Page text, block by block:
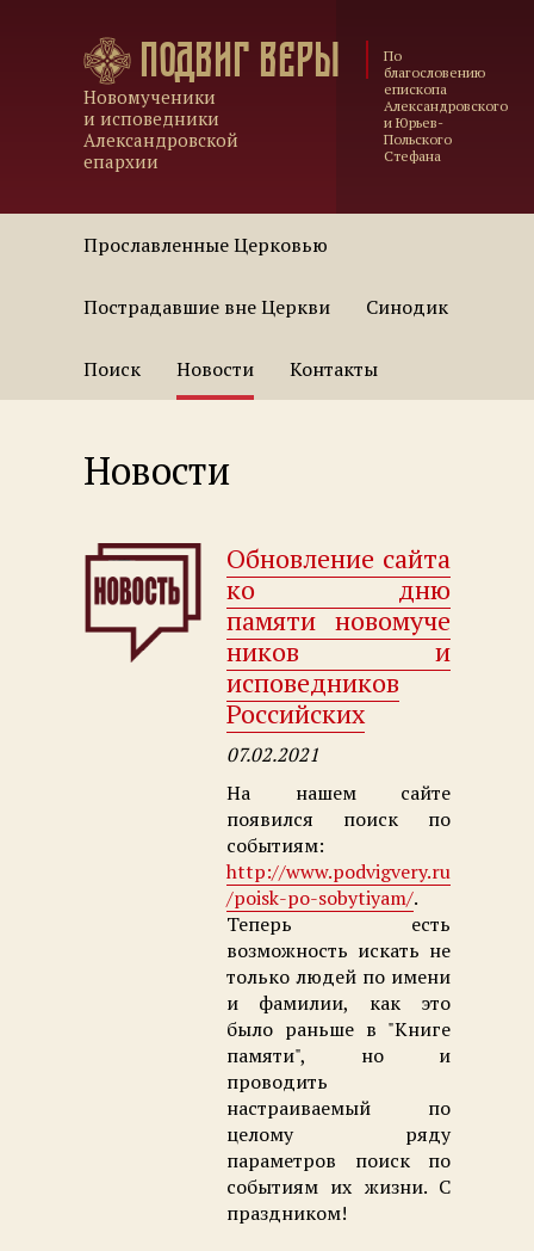
Подвиг веры
Новомученики
и исповедники
Александровской
епархии
По
благословению
епископа
Александровского
и Юрьев-
Польского
Стефана
Прославленные Церковью
Пострадавшие вне Церкви Синодик
Поиск Новости Контакты
Новости
Обновление сайта
ко дню
памяти новомуче
ников и
исповедников
Российских
07.02.2021
На нашем сайте
появился поиск по
событиям:
http://www.podvigvery.ru
/poisk-po-sobytiyam/.
Теперь есть
возможность искать не
только людей по имени
и фамилии, как это
было раньше в "Книге
памяти", но и
проводить
настраиваемый по
целому ряду
параметров поиск по
событиям их жизни. С
праздником!